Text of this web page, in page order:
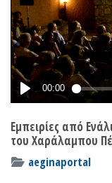
Εμπειρίες από
του Χαράλαμπου
aeginaportal